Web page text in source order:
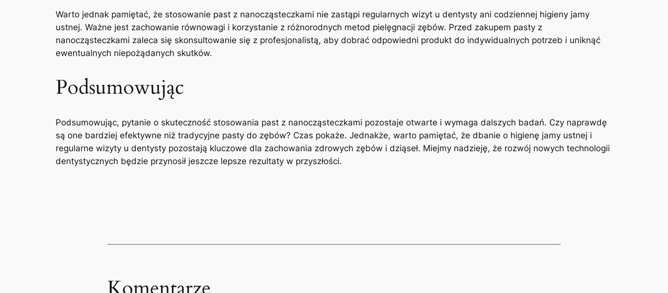
Warto ‌jednak pamiętać, ⁢że‍ stosowanie past z nanocząsteczkami nie zastąpi⁣ regularnych wizyt u dentysty ani codziennej higieny jamy
ustnej. Ważne‌ jest zachowanie równowagi i⁤ korzystanie‌ z różnorodnych metod ‍pielęgnacji zębów. Przed zakupem pasty⁢ z
nanocząsteczkami zaleca ⁢się skonsultowanie się z profesjonalistą, aby ‌dobrać odpowiedni produkt ​do⁢ indywidualnych potrzeb i uniknąć
ewentualnych niepożądanych‍ skutków.
Podsumowując
Podsumowując, ‌pytanie o skuteczność⁤ stosowania past z nanocząsteczkami pozostaje ‍otwarte‌ i wymaga dalszych badań. Czy naprawdę
są one bardziej efektywne niż tradycyjne pasty do zębów? Czas ​pokaże. Jednakże, ⁤warto pamiętać, że ​dbanie o higienę ⁢jamy ⁤ustnej i
regularne ⁢wizyty u⁢ dentysty pozostają kluczowe dla zachowania ⁤zdrowych zębów i dziąseł. Miejmy nadzieję, że rozwój nowych technologii
dentystycznych będzie‌ przynosił‌ jeszcze lepsze rezultaty⁢ w przyszłości.